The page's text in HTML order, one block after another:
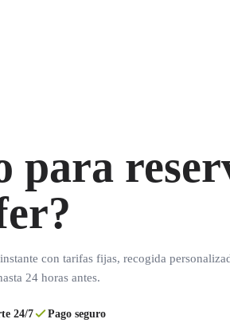
para
con tarifas fijas, recogida
24 horas antes.
24/7 Pago seguro